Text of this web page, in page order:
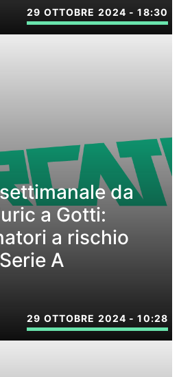
29 OTTOBRE 2024 - 18:30
da
a Gotti:
a rischio
A
29 OTTOBRE 2024 - 10:28